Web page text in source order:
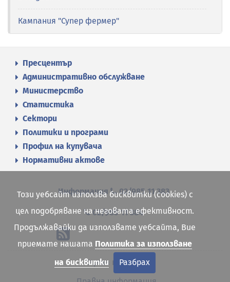
Кампания "Супер фермер"
Пресцентър
Административно обслужване
Министерство
Статистика
Сектори
Политики и програми
Профил на купувача
Нормативни актове
Информация 02/985 11 383
02/985 11 384
Карта на сайта
Този уебсайт използва бисквитки (cookies) с
цел подобряване на неговата ефективност.
Продължавайки да използвате уебсайта, Вие
приемате нашата Политика за използване
на бисквитки
Разбрах